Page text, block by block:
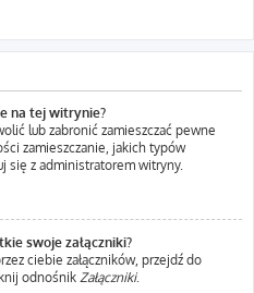
na tej witrynie?
lub zabronić zamieszczać pewne
zamieszczanie, jakich typów
się z administratorem witryny.
swoje załączniki?
ciebie załączników, przejdź do
odnośnik Załączniki.